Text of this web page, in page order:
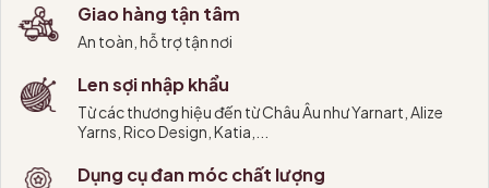
Giao hàng tận tâm
An toàn, hỗ trợ tận nơi
Len sợi nhập khẩu
Từ các thương hiệu đến từ Châu Âu như Yarnart, Alize
Yarns, Rico Design, Katia,...
Dụng cụ đan móc chất lượng